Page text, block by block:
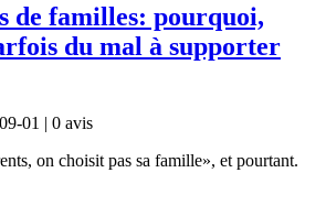
de familles: pourquoi,
du mal à supporter
01 | 0 avis
on choisit pas sa famille», et pourtant.